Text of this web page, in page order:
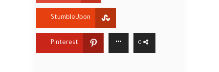
StumbleUpon
Pinterest 0